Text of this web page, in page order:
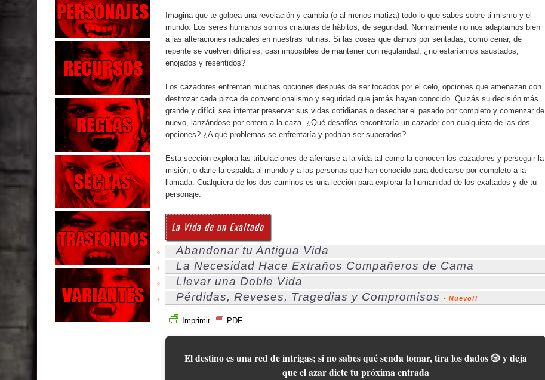
Imagina que te golpea una revelación y cambia (o al menos matiza) todo lo que sabes sobre ti mismo y el
mundo. Los seres humanos somos criaturas de hábitos, de seguridad. Normalmente no nos adaptamos bien
a las alteraciones radicales en nuestras rutinas. Si las cosas que damos por sentadas, como cenar, de
repente se vuelven difíciles, casi imposibles de mantener con regularidad, ¿no estaríamos asustados,
enojados y resentidos?
Los cazadores enfrentan muchas opciones después de ser tocados por el celo, opciones que amenazan con
destrozar cada pizca de convencionalismo y seguridad que jamás hayan conocido. Quizás su decisión más
grande y difícil sea intentar preservar sus vidas cotidianas o desechar el pasado por completo y comenzar de
nuevo, lanzándose por entero a la caza. ¿Qué desafíos encontraría un cazador con cualquiera de las dos
opciones? ¿A qué problemas se enfrentaría y podrían ser superados?
Esta sección explora las tribulaciones de aferrarse a la vida tal como la conocen los cazadores y perseguir la
misión, o darle la espalda al mundo y a las personas que han conocido para dedicarse por completo a la
llamada. Cualquiera de los dos caminos es una lección para explorar la humanidad de los exaltados y de tu
personaje.
La Vida de un Exaltado
Abandonar tu Antigua Vida
La Necesidad Hace Extraños Compañeros de Cama
Llevar una Doble Vida
Pérdidas, Reveses, Tragedias y Compromisos
- Nuevo!!
Imprimir PDF
El destino es una red de intrigas; si no sabes qué senda tomar, tira los dados 🎲 y deja
que el azar dicte tu próxima entrada